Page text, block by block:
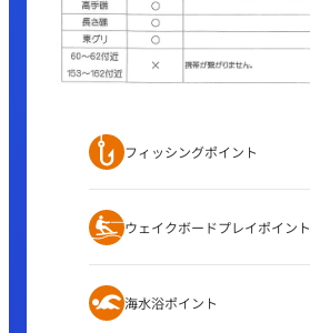
フィッシングポイント
ウェイクボードプレイポイント
海水浴ポイント